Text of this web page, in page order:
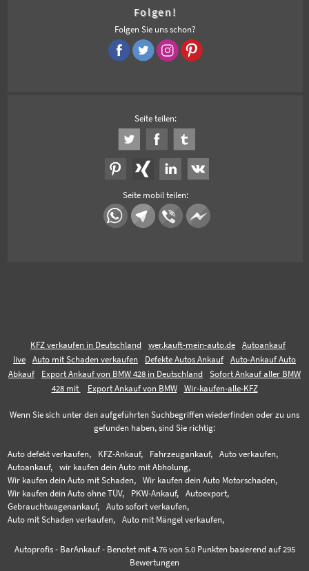
Folgen!
Folgen Sie uns schon?
Seite teilen:
Seite mobil teilen:
KFZ verkaufen in Deutschland wer.kauft-mein-auto.de
Autoankauf
live
Auto mit Schaden verkaufen Defekte Autos Ankauf
Auto-Ankauf Auto
Abkauf
Export Ankauf von BMW 428 in Deutschland
Sofort Ankauf aller BMW
428 mit
Export Ankauf von BMW Wir-kaufen-alle-KFZ
Wenn Sie sich unter den aufgeführten Suchbegriffen wiederfinden oder zu uns
gefunden haben, sind Sie richtig:
Auto defekt verkaufen, KFZ-Ankauf, Fahrzeugankauf,
Auto verkaufen,
Autoankauf,
wir kaufen dein Auto mit Abholung,
Wir kaufen dein Auto mit Schaden,
Wir kaufen dein Auto Motorschaden,
Wir kaufen dein Auto ohne TÜV,
PKW-Ankauf,
Autoexport,
Gebrauchtwagenankauf,
Auto sofort verkaufen,
Auto mit Schaden verkaufen,
Auto mit Mängel verkaufen,
Autoprofis - BarAnkauf- Benotet mit 4.76von 5.0 Punkten basierend auf 295
Bewertungen